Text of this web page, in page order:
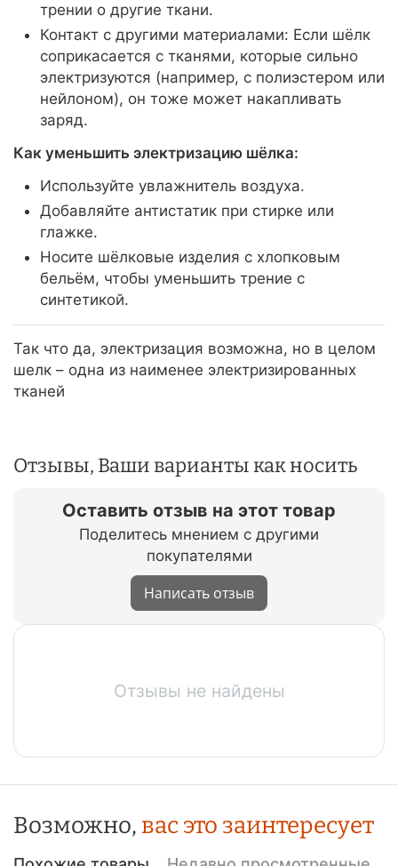
трении о другие ткани.
Контакт с другими материалами: Если шёлк
соприкасается с тканями, которые сильно
электризуются (например, с полиэстером или
нейлоном), он тоже может накапливать
заряд.
Как уменьшить электризацию шёлка:
Используйте увлажнитель воздуха.
Добавляйте антистатик при стирке или
глажке.
Носите шёлковые изделия с хлопковым
бельём, чтобы уменьшить трение с
синтетикой.
Так что да, электризация возможна, но в целом
шелк – одна из наименее электризированных
тканей
Отзывы, Ваши варианты как носить
Оставить отзыв на этот товар
Поделитесь мнением с другими
покупателями
Написать отзыв
Отзывы не найдены
Возможно, вас это заинтересует